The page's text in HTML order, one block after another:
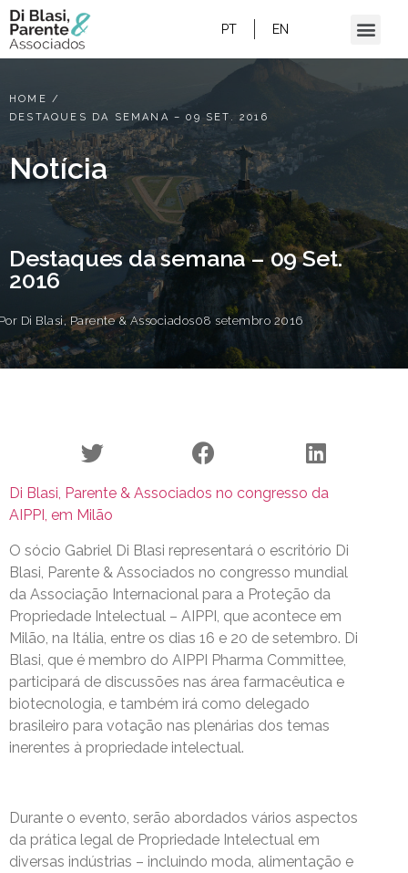
PT EN
HOME /
DESTAQUES DA SEMANA – 09 SET. 2016
Notícia
Destaques da semana – 09 Set.
2016
Di Blasi, Parente & Associados08 setembro 2016
Di Blasi, Parente & Associados no congresso da
AIPPI, em Milão
O sócio Gabriel Di Blasi representará o escritório Di
Blasi, Parente & Associados no congresso mundial
da Associação Internacional para a Proteção da
Propriedade Intelectual – AIPPI, que acontece em
Milão, na Itália, entre os dias 16 e 20 de setembro. Di
Blasi, que é membro do AIPPI Pharma Committee,
participará de discussões nas área farmacêutica e
biotecnologia, e também irá como delegado
brasileiro para votação nas plenárias dos temas
inerentes à propriedade intelectual.
Durante o evento, serão abordados vários aspectos
da prática legal de Propriedade Intelectual em
diversas indústrias – incluindo moda, alimentação e